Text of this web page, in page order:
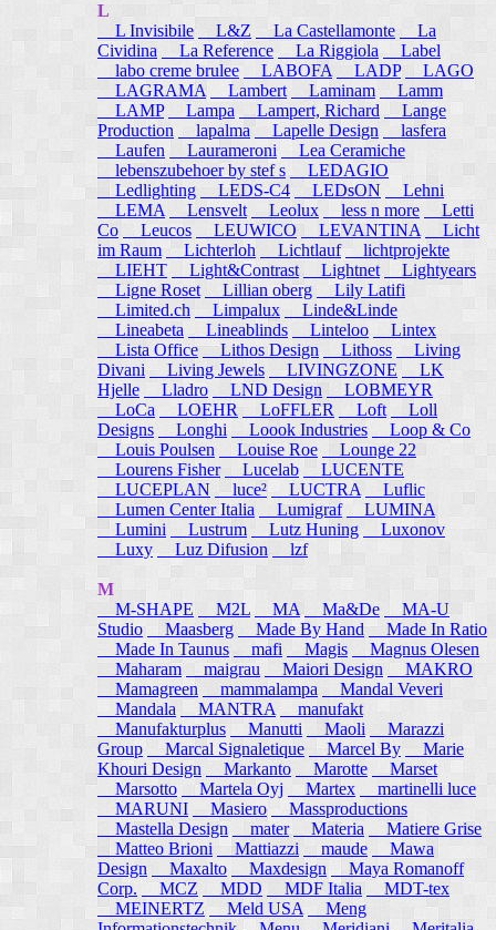
L
L Invisibile
L&Z La Castellamonte
La
Cividina
La Reference La Riggiola
Label
labo creme brulee
LABOFA LADP
LAGO
LAGRAMA
Lambert Laminam
Lamm
LAMP
Lampa Lampert, Richard
Lange
Production
lapalma Lapelle Design
lasfera
Laufen
Laurameroni
Lea Ceramiche
lebenszubehoer by stef s
LEDAGIO
Ledlighting
LEDS-C4 LEDsON
Lehni
LEMA
Lensvelt Leolux less n more
Letti
Co
Leucos LEUWICO LEVANTINA
Licht
im Raum
Lichterloh Lichtlauf lichtprojekte
LIEHT
Light&Contrast Lightnet
Lightyears
Ligne Roset
Lillian oberg
Lily Latifi
Limited.ch
Limpalux
Linde&Linde
Lineabeta
Lineablinds Linteloo
Lintex
Lista Office Lithos Design Lithoss
Living
Divani
Living Jewels LIVINGZONE
LK
Hjelle
Lladro LND Design
LOBMEYR
LoCa
LOEHR LoFFLER Loft
Loll
Designs
Longhi Loook Industries
Loop & Co
Louis Poulsen
Louise Roe
Lounge 22
Lourens Fisher
Lucelab
LUCENTE
LUCEPLAN
luce² LUCTRA
Luflic
Lumen Center Italia
Lumigraf
LUMINA
Lumini
Lustrum Lutz Huning
Luxonov
Luxy
Luz Difusion lzf
M
M-SHAPE
M2L MA Ma&De
MA-U
Studio
Maasberg Made By Hand
Made In Ratio
Made In Taunus
mafi Magis
Magnus Olesen
Maharam
maigrau Maiori Design
MAKRO
Mamagreen
mammalampa
Mandal Veveri
Mandala
MANTRA
manufakt
Manufakturplus
Manutti Maoli
Marazzi
Group
Marcal Signaletique Marcel By
Marie
Khouri Design
Markanto Marotte
Marset
Marsotto
Martela Oyj Martex
martinelli luce
MARUNI
Masiero
Massproductions
Mastella Design
mater Materia
Matiere Grise
Matteo Brioni
Mattiazzi maude
Mawa
Design
Maxalto Maxdesign
Maya Romanoff
Corp.
MCZ MDD MDF Italia
MDT-tex
MEINERTZ
Meld USA
Meng